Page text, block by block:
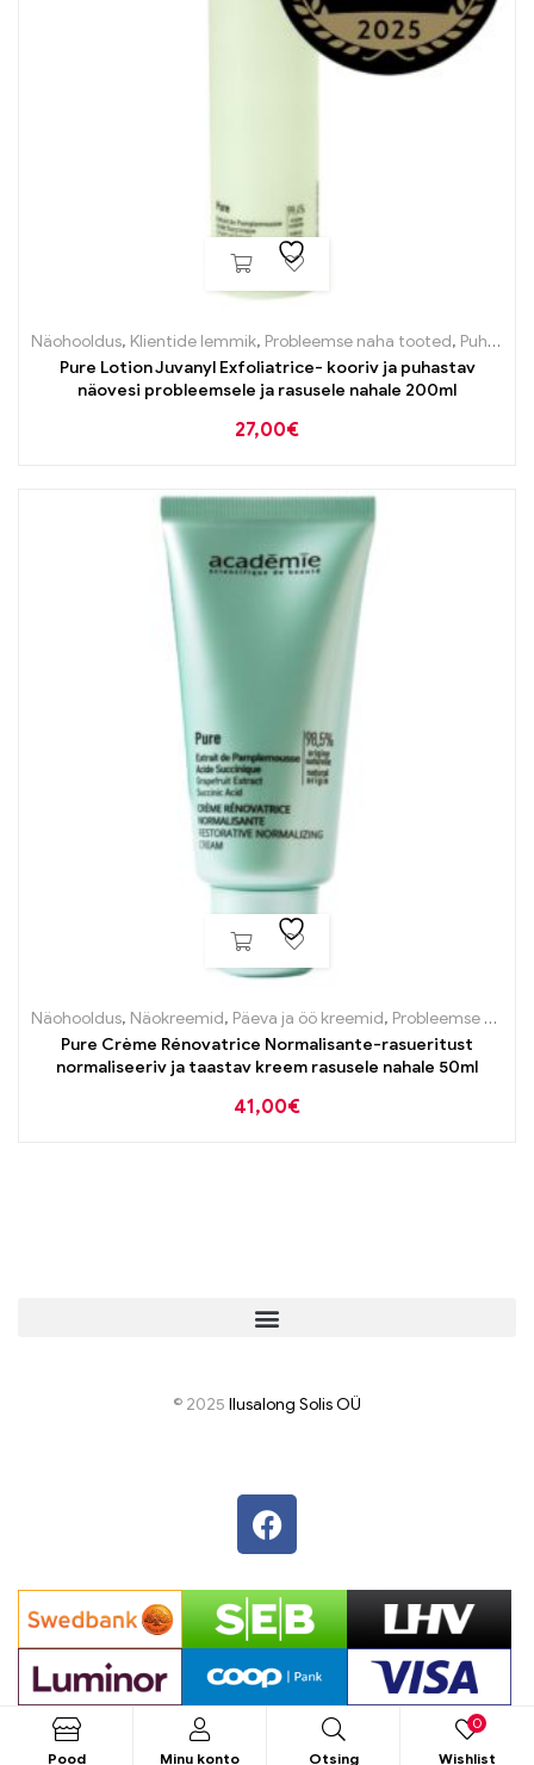
Näohooldus, Klientide lemmik, Probleemse naha tooted, Puhastustooted
Pure Lotion Juvanyl Exfoliatrice- kooriv ja puhastav
näovesi probleemsele ja rasusele nahale 200ml
27,00€
Näohooldus, Näokreemid, Päeva ja öö kreemid, Probleemse naha tooted
Pure Crème Rénovatrice Normalisante-rasueritust
normaliseeriv ja taastav kreem rasusele nahale 50ml
41,00€
© 2025 Ilusalong Solis OÜ
Pood Minu konto Otsing Wishlist
0